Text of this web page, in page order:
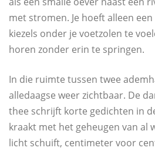
met stromen. Je hoeft alleen
kiezels onder je voetzolen te
horen zonder erin te springen.
In die ruimte tussen twee
alledaagse weer zichtbaar. De
thee schrijft korte gedichten in
kraakt met het geheugen van al
licht schuift, centimeter voor